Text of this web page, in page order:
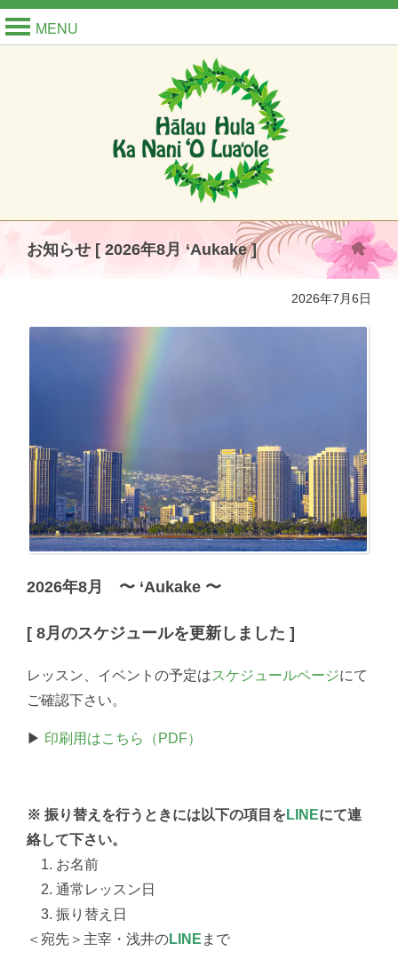
MENU
お知らせ [ 2026年8月 ‘Aukake ]
2026年7月6日
2026年8月 〜 ‘Aukake 〜
[ 8月のスケジュールを更新しました ]
レッスン、イベントの予定はスケジュールページにて
ご確認下さい。
▶︎ 印刷用はこちら（PDF）
※ 振り替えを行うときには以下の項目を LINEにて連
絡して下さい。
1. お名前
2. 通常レッスン日
3. 振り替え日
＜宛先＞主宰・浅井のLINE まで